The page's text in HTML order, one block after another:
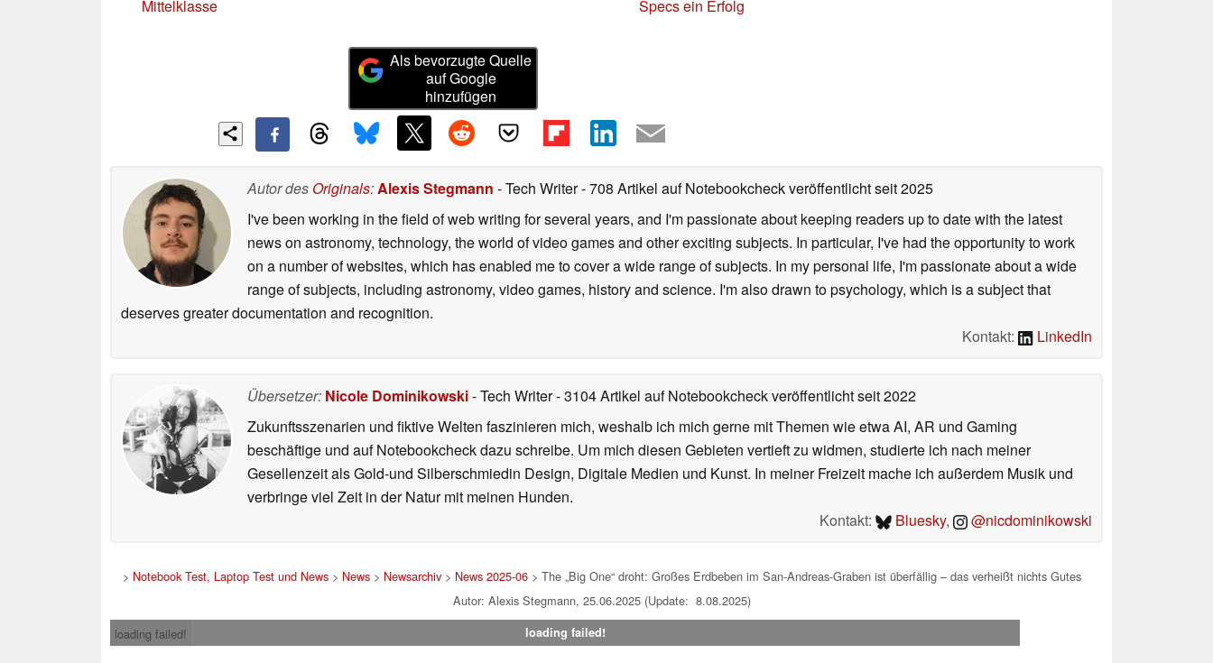
Mittelklasse
Specs ein Erfolg
Als bevorzugte Quelle
auf Google
hinzufügen
Autor des Originals:Alexis Stegmann - Tech Writer- 708 Artikel auf Notebookcheck veröffentlichtseit 2025
I've been working in the field of web writing for several years, and I'm passionate about keeping readers up to date with the latest
news on astronomy, technology, the world of video games and other exciting subjects. In particular, I've had the opportunity to work
on a number of websites, which has enabled me to cover a wide range of subjects. In my personal life, I'm passionate about a wide
range of subjects, including astronomy, video games, history and science. I'm also drawn to psychology, which is a subject that
deserves greater documentation and recognition.
Kontakt:
LinkedIn
Übersetzer: Nicole Dominikowski- Tech Writer- 3104 Artikel auf Notebookcheck veröffentlichtseit 2022
Zukunftsszenarien und fiktive Welten faszinieren mich, weshalb ich mich gerne mit Themen wie etwa AI, AR und Gaming
beschäftige und auf Notebookcheck dazu schreibe. Um mich diesen Gebieten vertieft zu widmen, studierte ich nach meiner
Gesellenzeit als Gold-und Silberschmiedin Design, Digitale Medien und Kunst. In meiner Freizeit mache ich außerdem Musik und
verbringe viel Zeit in der Natur mit meinen Hunden.
Kontakt:
Bluesky, @nicdominikowski
> Notebook Test, Laptop Test und News > News > Newsarchiv > News 2025-06 > The „Big One“ droht: Großes Erdbeben im San-Andreas-Graben ist überfällig – das verheißt nichts Gutes
Autor: Alexis Stegmann, 25.06.2025 (Update: 8.08.2025)
loading failed!
loading failed!